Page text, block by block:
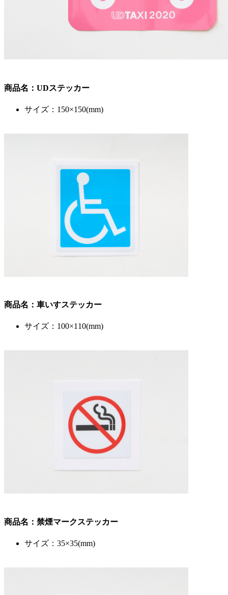
商品名：UDステッカー
サイズ：150×150(mm)
商品名：車いすステッカー
サイズ：100×110(mm)
商品名：禁煙マークステッカー
サイズ：35×35(mm)